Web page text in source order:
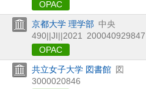
OPAC
京都大学 理学部 中央
490||JI||2021
200040929847
OPAC
共立女子大学 図書館 図
3000020846